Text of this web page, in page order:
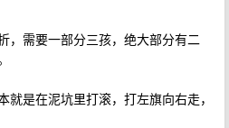
，需要一部分三孩，绝大部分有二
就是在泥坑里打滚，打左旗向右走，